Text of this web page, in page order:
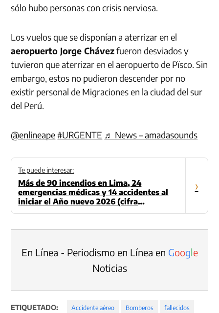
sólo hubo personas con crisis nerviosa.
Los vuelos que se disponían a aterrizar en el
aeropuerto Jorge Chávezfueron desviados y
tuvieron que aterrizar en el aeropuerto de Pïsco. Sin
embargo, estos no pudieron descender por no
existir personal de Migraciones en la ciudad del sur
del Perú.
@enlineape #URGENTE ♬ News – amadasounds
Te puede interesar:
Más de 90 incendios en Lima, 24
emergencias médicas y 14 accidentes al
iniciar el Año nuevo 2026 (cifra
›
En Línea - Periodismo en Línea en Google
Noticias
ETIQUETADO: Accidente aéreo Bomberos fallecidos